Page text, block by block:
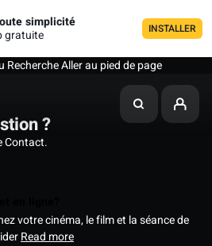
simplicité
gratuite
INSTALLER
RechercheAller au pied de page
?
Contact.
votre cinéma, le film et la séance de
Read more